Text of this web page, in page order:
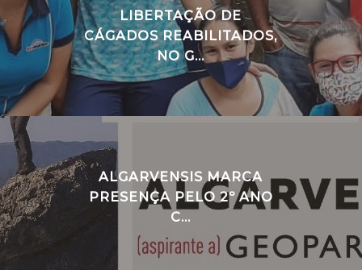
LIBERTAÇÃO DE
CÁGADOS REABILITADOS,
NO G...
ALGARVENSIS MARCA
PRESENÇA PELO 2º ANO
C...